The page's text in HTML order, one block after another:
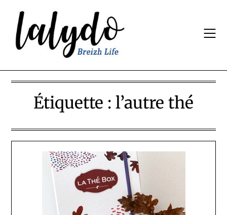
content
Étiquette : l’autre thé